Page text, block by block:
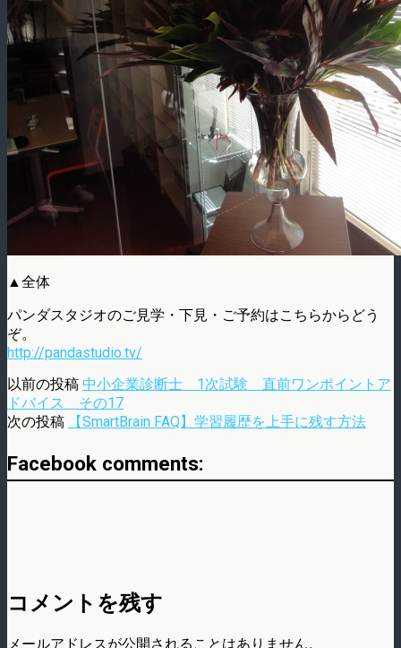
▲全体
パンダスタジオのご見学・下見・ご予約はこちらからどう
ぞ。
http://pandastudio.tv/
以前の投稿 中小企業診断士 1次試験 直前ワンポイントア
ドバイス その17
次の投稿
【SmartBrain FAQ】学習履歴を上手に残す方法
Facebook comments:
コメントを残す
メールアドレスが公開されることはありません。